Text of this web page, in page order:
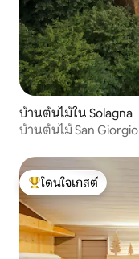
บ้านต้นไม้ใน Solagna
บ้านต้นไม้ San Giorgio
โดนใจเกสต์ที่สุด
โดนใจเกสต์